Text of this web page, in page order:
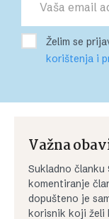
Želim se
korištenja i
Važna
Sukladno
komentiranje
dopušteno je
korisnik koji želi